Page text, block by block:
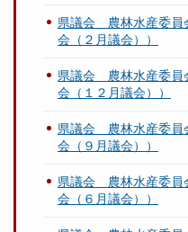
県議会 農林水産委員
会（２月議会））
県議会 農林水産委員
会（１２月議会））
県議会 農林水産委員
会（９月議会））
県議会 農林水産委員
会（６月議会））